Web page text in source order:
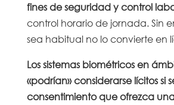
fines de seguridad y control
control horario de jornada. Sin
sea habitual no lo convierte en
Los sistemas biométricos en
«podrían» considerarse lícitos si
consentimiento que ofrezca